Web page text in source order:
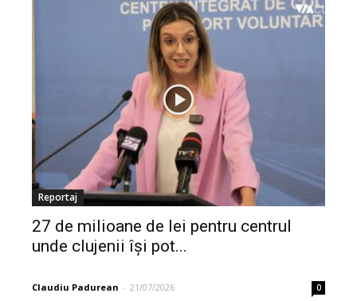
Reportaj
27 de milioane de lei pentru centrul
unde clujenii își pot...
Claudiu Padurean - 21/07/2026 0